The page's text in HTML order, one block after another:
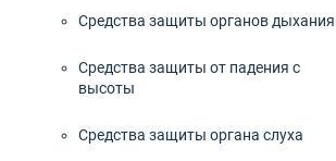
Средства защиты органов дыхания
Средства защиты от падения с
высоты
Средства защиты органа слуха